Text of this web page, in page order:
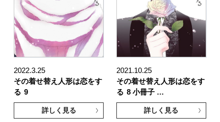
2022.3.25
その着せ替え人形は恋をす
る 9
詳しく見る
2021.10.25
その着せ替え人形は恋をす
る 8 小冊子 …
詳しく見る